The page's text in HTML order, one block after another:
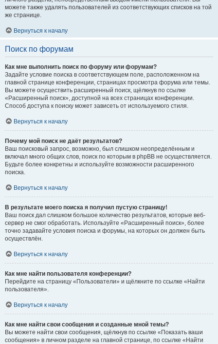
можете также удалять пользователей из соответствующих списков на той
же странице.
Вернуться к началу
Поиск по форумам
Как мне выполнить поиск по форуму или форумам?
Задайте условие поиска в соответствующем поле, расположенном на
главной странице конференции, страницах просмотра форума или темы.
Вы можете осуществить расширенный поиск, щёлкнув по ссылке
«Расширенный поиск», доступной на всех страницах конференции.
Способ доступа к поиску может зависеть от используемого стиля.
Вернуться к началу
Почему мой поиск не даёт результатов?
Ваш поисковый запрос, возможно, был слишком неопределённым и
включал много общих слов, поиск по которым в phpBB не осуществляется.
Будьте более конкретны и используйте возможности расширенного
поиска.
Вернуться к началу
В результате моего поиска я получил пустую страницу!
Ваш поиск дал слишком большое количество результатов, которые веб-
сервер не смог обработать. Используйте «Расширенный поиск», более
точно задавайте условия поиска и форумы, на которых он должен быть
осуществлён.
Вернуться к началу
Как мне найти пользователя конференции?
Перейдите на страницу «Пользователи» и щёлкните по ссылке «Найти
пользователя».
Вернуться к началу
Как мне найти свои сообщения и созданные мной темы?
Вы можете найти свои сообщения, щёлкнув по ссылке «Показать ваши
сообщения» в личном разделе на главной странице, по ссылке «Найти